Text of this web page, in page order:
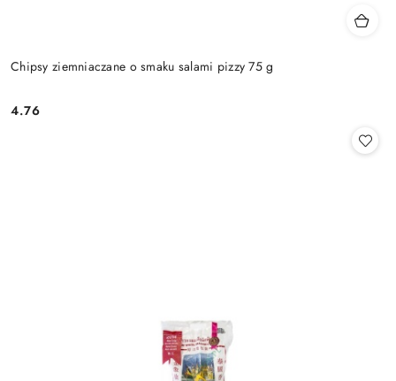
Chipsy ziemniaczane o smaku salami pizzy 75 g
Cena:
4.76